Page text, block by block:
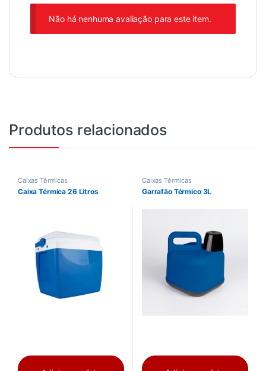
Não há nenhuma avaliação para este item.
Produtos relacionados
Caixas Térmicas
Caixa Térmica 26 Litros
Caixas Térmicas
Garrafão Térmico 3L